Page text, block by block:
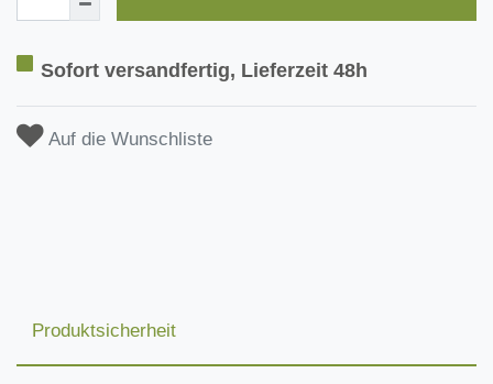
Sofort versandfertig, Lieferzeit 48h
Auf die Wunschliste
Produktsicherheit